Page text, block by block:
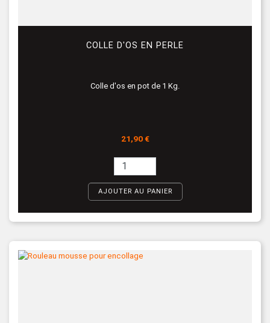
COLLE D'OS EN PERLE
Colle d'os en pot de 1 Kg.
Prix
21,90 €
AJOUTER AU PANIER